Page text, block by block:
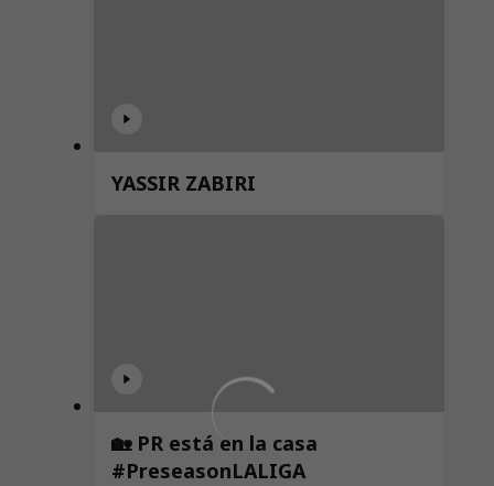
YASSIR ZABIRI
🏡 PR está en la casa
#PreseasonLALIGA